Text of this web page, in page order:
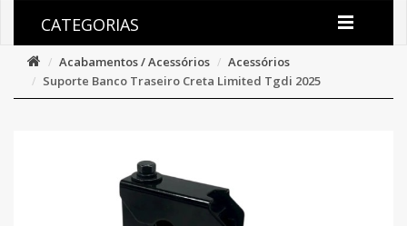
CATEGORIAS
Acabamentos / Acessórios
Acessórios
Suporte Banco Traseiro Creta Limited Tgdi 2025